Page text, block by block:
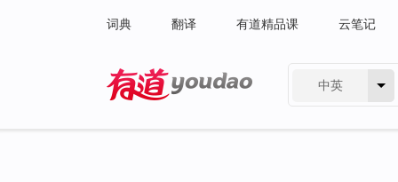
词典 翻译 有道精品课 云笔记
中英